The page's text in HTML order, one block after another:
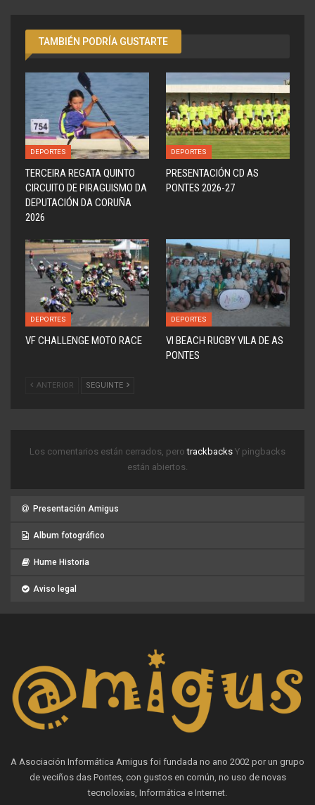
TAMBIÉN PODRÍA GUSTARTE
DEPORTES
TERCEIRA REGATA QUINTO
CIRCUITO DE PIRAGUISMO DA
DEPUTACIÓN DA CORUÑA
2026
DEPORTES
PRESENTACIÓN CD AS
PONTES 2026-27
DEPORTES
VF CHALLENGE MOTO RACE
DEPORTES
VI BEACH RUGBY VILA DE AS
PONTES
ANTERIOR SEGUINTE
Los comentarios están cerrados, perotrackbacks Y pingbacks
están abiertos.
Presentación Amigus
Album fotográfico
Hume Historia
Aviso legal
A Asociación Informática Amigus foi fundada no ano 2002 por un grupo
de veciños das Pontes, con gustos en común, no uso de novas
tecnoloxías, Informática e Internet.